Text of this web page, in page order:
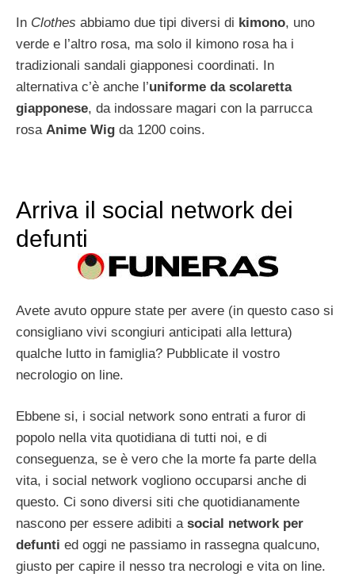
In Clothes abbiamo due tipi diversi di kimono, uno
verde e l’altro rosa, ma solo il kimono rosa ha i
tradizionali sandali giapponesi coordinati. In
alternativa c’è anche l’uniforme da scolaretta
giapponese, da indossare magari con la parrucca
rosa Anime Wig da 1200 coins.
Arriva il social network dei
defunti
Avete avuto oppure state per avere (in questo caso si
consigliano vivi scongiuri anticipati alla lettura)
qualche lutto in famiglia? Pubblicate il vostro
necrologio on line.
Ebbene si, i social network sono entrati a furor di
popolo nella vita quotidiana di tutti noi, e di
conseguenza, se è vero che la morte fa parte della
vita, i social network vogliono occuparsi anche di
questo. Ci sono diversi siti che quotidianamente
nascono per essere adibiti a social network per
defunti ed oggi ne passiamo in rassegna qualcuno,
giusto per capire il nesso tra necrologi e vita on line.